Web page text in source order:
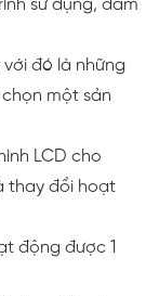
sử dụng, đảm
đó là những
một sản
LCD cho
thay đổi hoạt
động được 1